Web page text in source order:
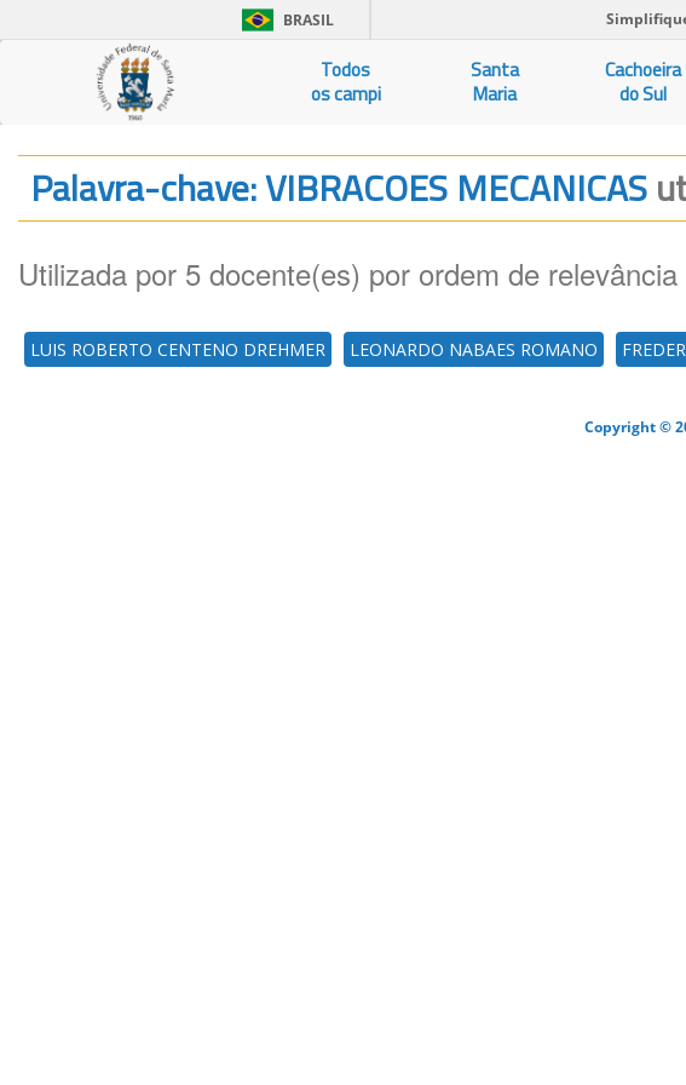
BRASIL
Todos
os campi
Santa
Maria
Cachoeira
do Sul
Palavra-chave: VIBRACOES MECANICAS
Utilizada por 5 docente(es) por ordem de relevância
LUIS ROBERTO CENTENO DREHMER LEONARDO NABAES ROMANO
Copyright ©